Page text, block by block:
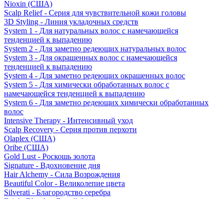
Nioxin (США)
Scalp Relief - Серия для чувствительной кожи головы
3D Styling - Линия укладочных средств
System 1 - Для натуральных волос с намечающейся
тенденцией к выпадению
System 2 - Для заметно редеющих натуральных волос
System 3 - Для окрашенных волос с намечающейся
тенденцией к выпадению
System 4 - Для заметно редеющих окрашенных волос
System 5 - Для химически обработанных волос с
намечающейся тенденцией к выпадению
System 6 - Для заметно редеющих химически обработанных
волос
Intensive Therapy - Интенсивный уход
Scalp Recovery - Серия против перхоти
Olaplex (США)
Oribe (США)
Gold Lust - Роскошь золота
Signature - Вдохновение дня
Hair Alchemy - Сила Возрождения
Beautiful Color - Великолепие цвета
Silverati - Благородство серебра